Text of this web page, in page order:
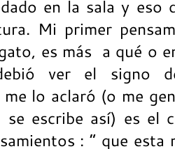
en la sala y eso
Mi primer
es más a qué o
ver el signo
lo aclaró (o me
se escribe así) es el
: “ que esta